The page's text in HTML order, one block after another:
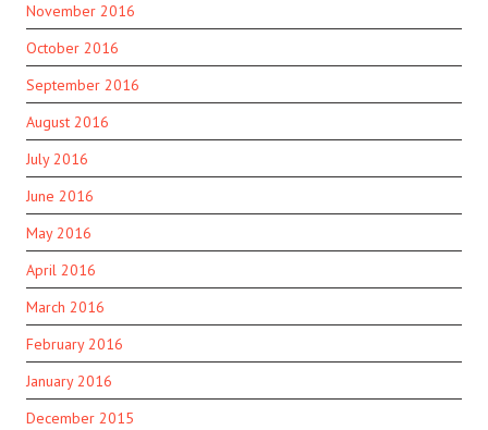
November 2016
October 2016
September 2016
August 2016
July 2016
June 2016
May 2016
April 2016
March 2016
February 2016
January 2016
December 2015